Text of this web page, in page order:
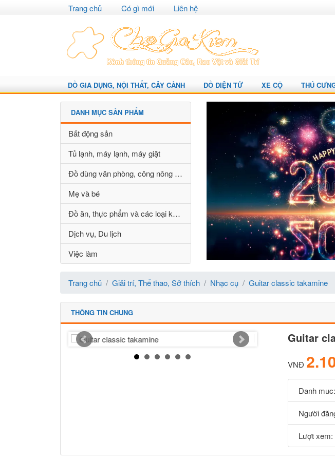
Trang chủ Có gì mới Liên hệ
ĐỒ GIA DỤNG, NỘI THẤT, CÂY CẢNH ĐỒ ĐIỆN TỬ XE CỘ THÚ
DANH MỤC SẢN PHẨM
Bất động sản
Tủ lạnh, máy lạnh, máy giặt
Đồ dùng văn phòng, công nông nghiệp
Mẹ và bé
Đồ ăn, thực phẩm và các loại khác
Dịch vụ, Du lịch
Việc làm
Trang chủ Giải trí, Thể thao, Sở thích Nhạc cụ Guitar classic takamine
THÔNG TIN CHUNG
Guitar
VNĐ
Danh muc:
Người
Lượt xem: